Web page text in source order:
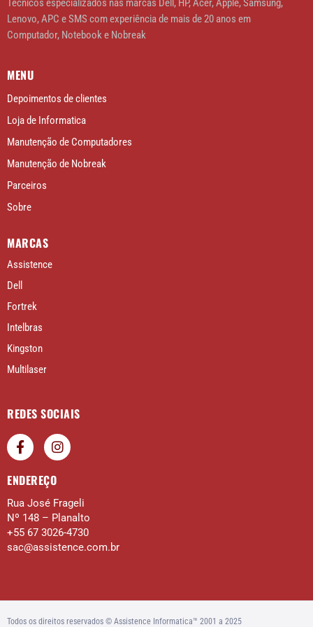
Técnicos especializados nas marcas Dell, HP, Acer, Apple, Samsung,
Lenovo, APC e SMS com experiência de mais de 20 anos em
Computador, Notebook e Nobreak
MENU
Depoimentos de clientes
Loja de Informatica
Manutenção de Computadores
Manutenção de Nobreak
Parceiros
Sobre
MARCAS
Assistence
Dell
Fortrek
Intelbras
Kingston
Multilaser
REDES SOCIAIS
ENDEREÇO
Rua José Frageli
Nº 148 – Planalto
+55 67 3026-4730
sac@assistence.com.br
Todos os direitos reservados © Assistence Informatica™ 2001 a 2025